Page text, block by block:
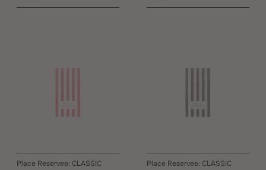
Place Reservee: CLASSIC Place Reservee: CLASSIC